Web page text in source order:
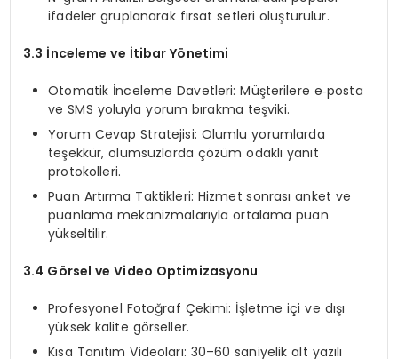
ifadeler gruplanarak fırsat setleri oluşturulur.
3.3 İnceleme ve İtibar Yönetimi
Otomatik İnceleme Davetleri: Müşterilere e‑posta
ve SMS yoluyla yorum bırakma teşviki.
Yorum Cevap Stratejisi: Olumlu yorumlarda
teşekkür, olumsuzlarda çözüm odaklı yanıt
protokolleri.
Puan Artırma Taktikleri: Hizmet sonrası anket ve
puanlama mekanizmalarıyla ortalama puan
yükseltilir.
3.4 Görsel ve Video Optimizasyonu
Profesyonel Fotoğraf Çekimi: İşletme içi ve dışı
yüksek kalite görseller.
Kısa Tanıtım Videoları: 30–60 saniyelik alt yazılı